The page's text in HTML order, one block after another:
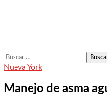
Buscar:
Nueva York
Manejo de asma